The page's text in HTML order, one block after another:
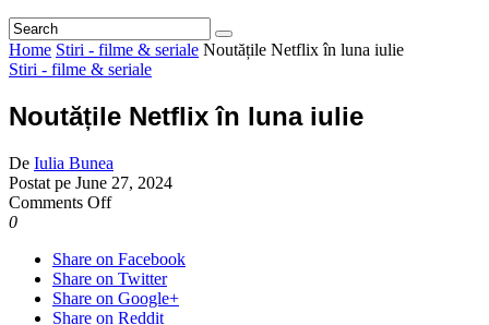
Home Stiri - filme & seriale Noutățile Netflix în luna iulie
Stiri - filme & seriale
Noutățile Netflix în luna iulie
De Iulia Bunea
Postat pe June 27, 2024
Comments Offon
în
luna
iulie
0
Share on Facebook
Share on Twitter
Share on Google+
Share on Reddit